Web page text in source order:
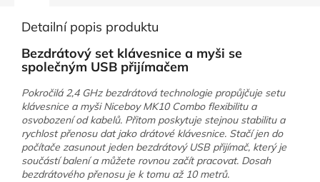
Detailní popis produktu
Bezdrátový set klávesnice a myši se
společným USB přijímačem
Pokročilá 2,4 GHz bezdrátová technologie propůjčuje setu
klávesnice a myši Niceboy MK10 Combo flexibilitu a
osvobození od kabelů. Přitom poskytuje stejnou stabilitu a
rychlost přenosu dat jako drátové klávesnice. Stačí jen do
počítače zasunout jeden bezdrátový USB přijímač, který je
součástí balení a můžete rovnou začít pracovat. Dosah
bezdrátového přenosu je k tomu až 10 metrů.